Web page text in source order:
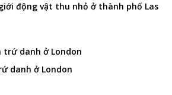
động vật thu nhỏ ở thành phố Las
danh ở London